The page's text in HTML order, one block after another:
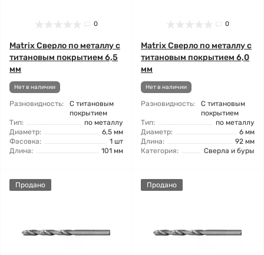
0
Matrix Сверло по металлу с
титановым покрытием 6,5
мм
Нет в наличии
Разновидность:
С титановым
покрытием
Тип:
по металлу
Диаметр:
6,5 мм
Фасовка:
1 шт
Длина:
101 мм
0
Matrix Сверло по металлу с
титановым покрытием 6,0
мм
Нет в наличии
Разновидность:
С титановым
покрытием
Тип:
по металлу
Диаметр:
6 мм
Длина:
92 мм
Категория:
Сверла и буры
Продано Продано